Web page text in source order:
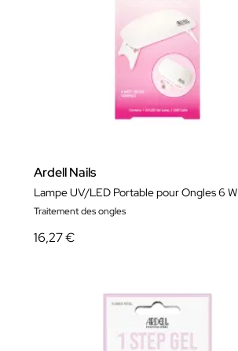
Ardell Nails
Lampe UV/LED Portable pour Ongles 6 W
Traitement des ongles
16,27 €